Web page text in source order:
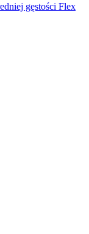
gęstości Flex